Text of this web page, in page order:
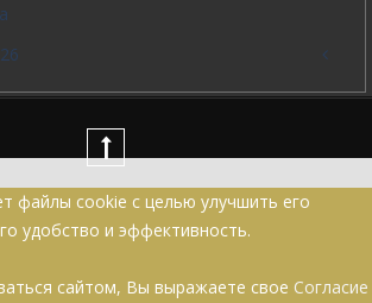
файлы cookie с целью улучшить его
удобство и эффективность.
сайтом, Вы выражаете свое Согласие